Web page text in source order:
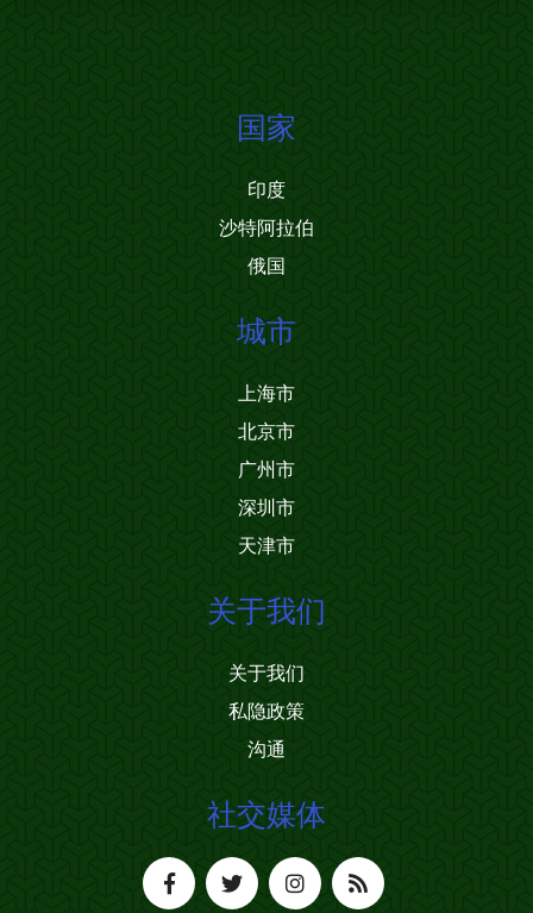
国家
印度
沙特阿拉伯
俄国
城市
上海市
北京市
广州市
深圳市
天津市
关于我们
关于我们
私隐政策
沟通
社交媒体